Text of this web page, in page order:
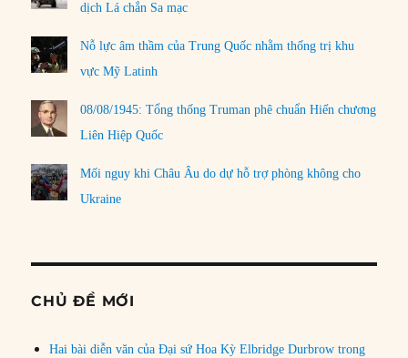
dịch Lá chắn Sa mạc
Nỗ lực âm thầm của Trung Quốc nhằm thống trị khu
vực Mỹ Latinh
08/08/1945: Tổng thống Truman phê chuẩn Hiến chương
Liên Hiệp Quốc
Mối nguy khi Châu Âu do dự hỗ trợ phòng không cho
Ukraine
CHỦ ĐỀ MỚI
Hai bài diễn văn của Đại sứ Hoa Kỳ Elbridge Durbrow trong